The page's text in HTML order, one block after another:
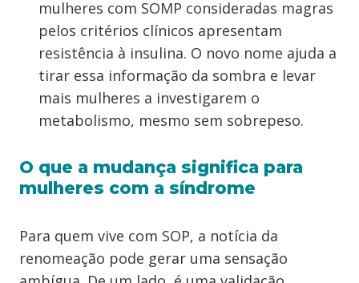
mulheres com SOMP consideradas magras
pelos critérios clínicos apresentam
resistência à insulina. O novo nome ajuda a
tirar essa informação da sombra e levar
mais mulheres a investigarem o
metabolismo, mesmo sem sobrepeso.
O que a mudança significa para
mulheres com a síndrome
Para quem vive com SOP, a notícia da
renomeação pode gerar uma sensação